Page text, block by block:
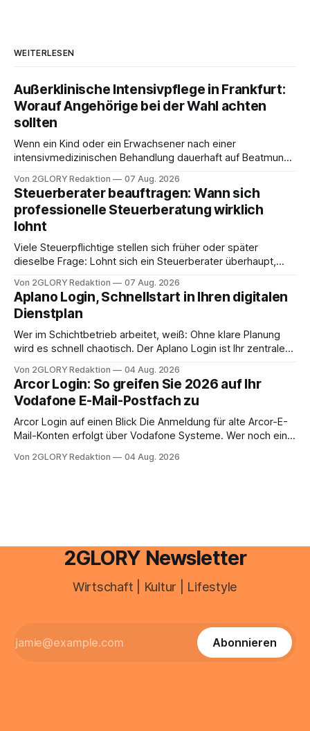
WEITERLESEN
Außerklinische Intensivpflege in Frankfurt:
Worauf Angehörige bei der Wahl achten
sollten
Wenn ein Kind oder ein Erwachsener nach einer
intensivmedizinischen Behandlung dauerhaft auf Beatmung
angewiesen ist, stellt sich für Familien eine schwierige
Frage: Muss die Versorgung dauerhaft in der Klinik bleiben –
oder ist ein Leben zu Hause möglich? Die außerklinische
Intensivpflege bietet genau diese Alternative: Sie
Von 2GLORY Redaktion 07 Aug. 2026
Steuerberater beauftragen: Wann sich
professionelle Steuerberatung wirklich
lohnt
Viele Steuerpflichtige stellen sich früher oder später
dieselbe Frage: Lohnt sich ein Steuerberater überhaupt,
erledigen? Die kurze Antwort: Bei einfachen
Einkommensverhältnissen reicht häufig eine Steuersoftware
aus – sobald jedoch mehrere Einkunftsarten
zusammentreffen oder größere finanzielle Veränderungen
anstehen, zahlt sich professionelle Unterstützung meist
Von 2GLORY Redaktion 07 Aug. 2026
Aplano Login, Schnellstart in Ihren digitalen
Dienstplan
Wer im Schichtbetrieb arbeitet, weiß: Ohne klare Planung
wird es schnell chaotisch. Der Aplano Login ist Ihr zentraler
abwesenheiten und die gesamte kommunikation rund um
Ihr personal digital zu organisieren. In diesem Leitfaden
erfahren Sie alles, was Sie für einen reibungslosen Einstieg
brauchen, von der Registrierung
Von 2GLORY Redaktion 04 Aug. 2026
Arcor Login: So greifen Sie 2026 auf Ihr
Vodafone E-Mail-Postfach zu
Arcor Login auf einen Blick Die Anmeldung für alte Arcor-E-
Mail-Konten erfolgt über Vodafone Systeme. Wer noch eine
besitzt, loggt sich heute über das Vodafone E-Mail & Cloud
Von 2GLORY Redaktion 04 Aug. 2026
2GLORY Newsletter
Wirtschaft | Kultur | Lifestyle
Abonnieren